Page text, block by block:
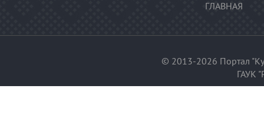
ГЛАВНАЯ
© 2013-2026 Портал
ГАУК